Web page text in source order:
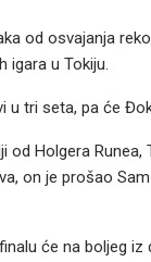
od osvajanja
igara u Tokiju.
u tri seta, pa će
od Holgera
on je prošao
će na boljeg